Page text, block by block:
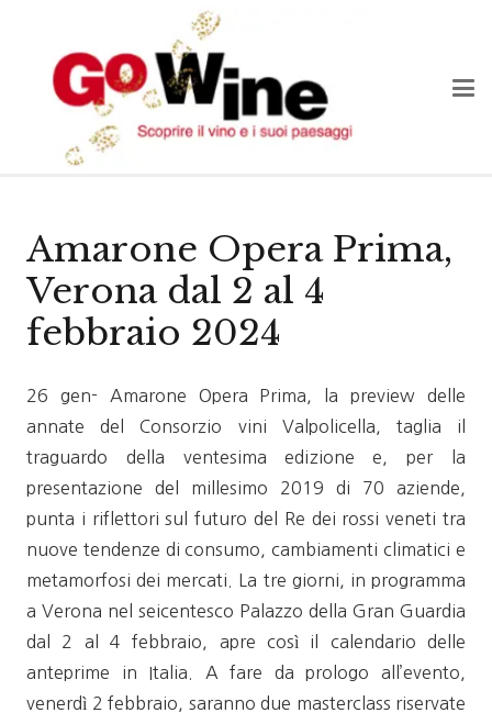
Amarone Opera Prima,
Verona dal 2 al 4
febbraio 2024
26 gen- Amarone Opera Prima, la preview delle
annate del Consorzio vini Valpolicella, taglia il
traguardo della ventesima edizione e, per la
presentazione del millesimo 2019 di 70 aziende,
punta i riflettori sul futuro del Re dei rossi veneti tra
nuove tendenze di consumo, cambiamenti climatici e
metamorfosi dei mercati. La tre giorni, in programma
a Verona nel seicentesco Palazzo della Gran Guardia
dal 2 al 4 febbraio, apre così il calendario delle
anteprime in Italia. A fare da prologo all’evento,
venerdì 2 febbraio, saranno due masterclass riservate